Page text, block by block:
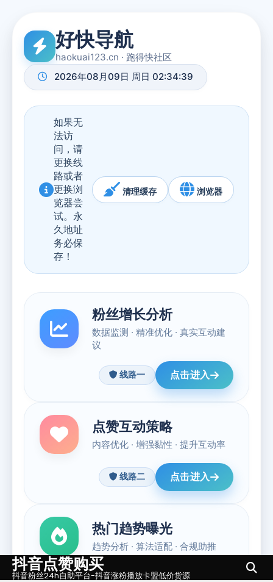
Skip抖音点赞购买
抖音粉丝24h自助平台-抖音涨粉播放卡盟低价货源